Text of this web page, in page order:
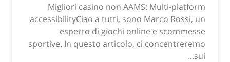
Migliori casino non AAMS: Multi-platform
accessibilityCiao a tutti, sono Marco Rossi, un
esperto di giochi online e scommesse
sportive. In questo articolo, ci concentreremo
sui...